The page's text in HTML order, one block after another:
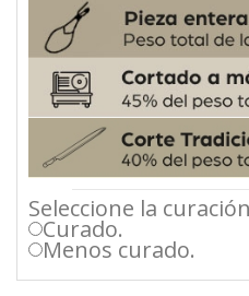
Seleccione la
Curado.
Menos curado.